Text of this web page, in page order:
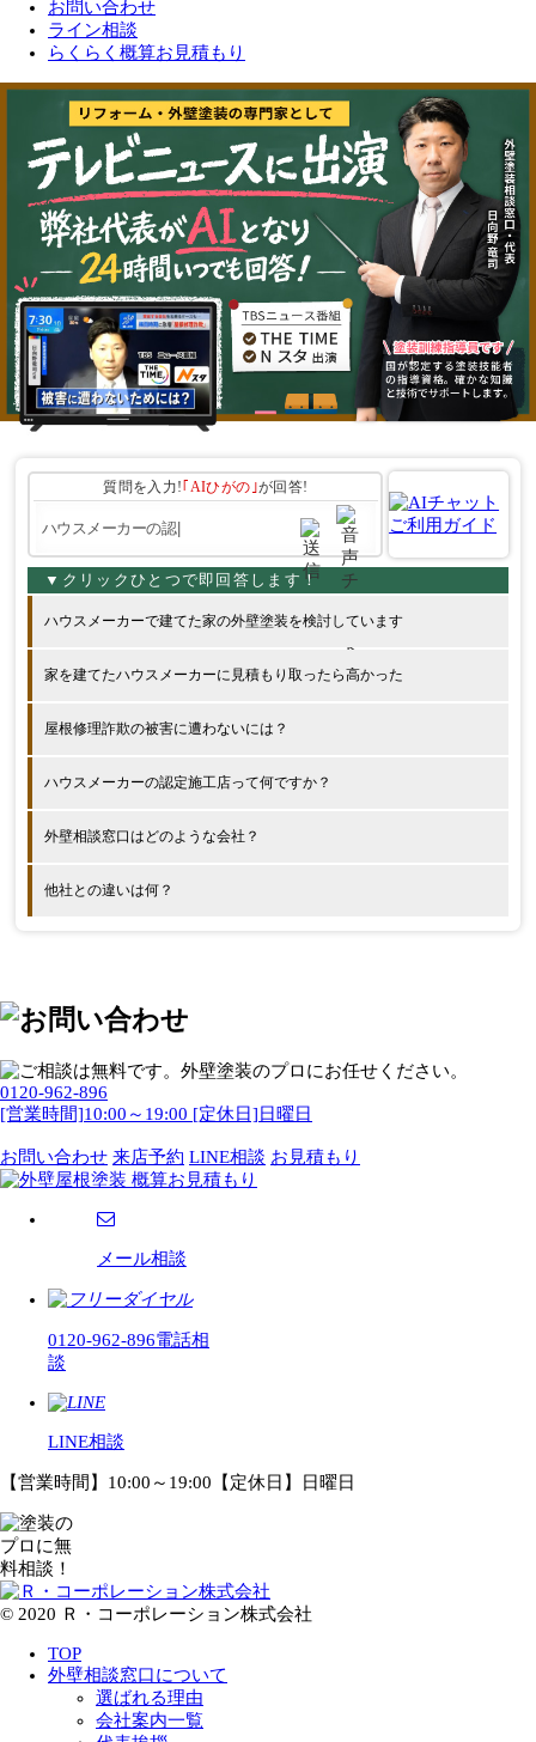
お問い合わせ
ライン相談
らくらく概算お見積もり
質問を入力!｢AIひがの｣が回答!
ハウスメーカーで建てた家の外壁塗装を検討しています
家を建てたハウスメーカーに見積もり取ったら高かった
屋根修理詐欺の被害に遭わないには？
ハウスメーカーの認定施工店って何ですか？
外壁相談窓口はどのような会社？
他社との違いは何？
0120-962-896
[営業時間]10:00～19:00 [定休日]日曜日
お問い合わせ 来店予約 LINE相談 お見積もり
メール相談
0120-962-896電話相
談
LINE相談
【営業時間】10:00～19:00【定休日】日曜日
© 2020 Ｒ・コーポレーション株式会社
TOP
外壁相談窓口について
選ばれる理由
会社案内一覧